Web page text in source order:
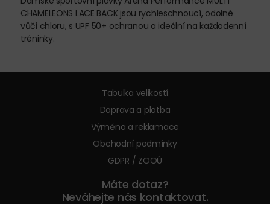
CHAMELEONS LACE BACK jsou rychleschnoucí, odolné
vůči chloru, s UPF 50+ ochranou a ideální na každodenní
tréninky.
Tabulka velikostí
Doprava a platba
Výměna a reklamace
Obchodní podmínky
GDPR / ZOOÚ
Máte dotaz?
Neváhejte nás kontaktovat.